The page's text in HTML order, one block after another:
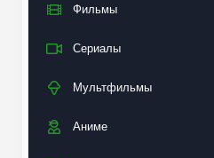
Фильмы
Сериалы
Мультфильмы
Аниме